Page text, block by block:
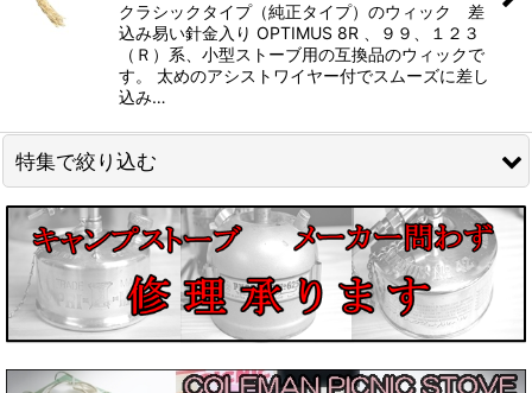
クラシックタイプ（純正タイプ）のウィック 差
込み易い針金入り OPTIMUS 8R 、９９、１２３
（Ｒ）系、小型ストーブ用の互換品のウィックで
す。 太めのアシストワイヤー付でスムーズに差し
込み…
特集で絞り込む
Phoebus/ホエーブス
Radius/ラディウス
Optimus/オプティマス
Primus/プリムス